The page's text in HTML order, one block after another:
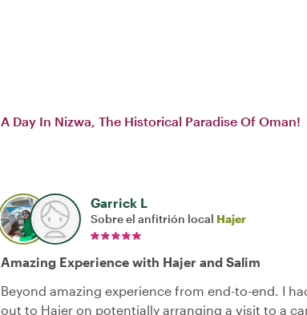
A Day In Nizwa, The Historical Paradise Of Oman!
Garrick L
Sobre el anfitrión local Hajer
Amazing Experience with Hajer and Salim
Beyond amazing experience from end-to-end. I
out to Hajer on potentially arranging a visit to a